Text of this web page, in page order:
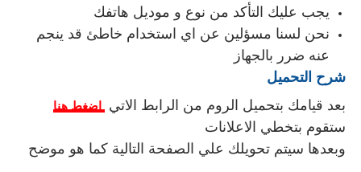
يجب عليك التأكد من نوع و موديل هاتفك
نحن لسنا مسؤلين عن اي استخدام خاطئ قد ينجم
عنه ضرر بالجهاز
شرح التحميل
بعد قيامك بتحميل الروم من الرابط الاتي
اضغط هنا
ستقوم بتخطي الاعلانات
وبعدها سيتم تحويلك علي الصفحة التالية كما هو موضح